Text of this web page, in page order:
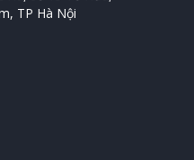
TP Hà Nội